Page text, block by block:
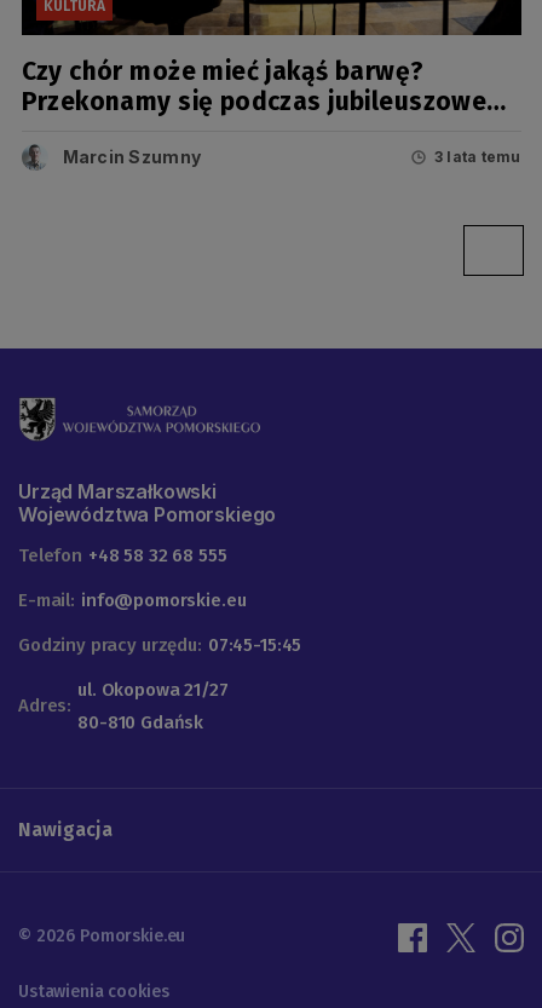
KULTURA
Czy chór może mieć jakąś barwę?
Przekonamy się podczas jubileuszowego
Marcin Szumny 3 lata temu
Urząd Marszałkowski
Województwa Pomorskiego
Telefon +48 58 32 68 555
E-mail: info@pomorskie.eu
Godziny pracy urzędu: 07:45-15:45
Adres:
ul. Okopowa 21/27
80-810 Gdańsk
Nawigacja
© 2026 Pomorskie.eu
Ustawienia cookies